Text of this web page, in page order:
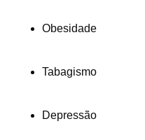
Obesidade
Tabagismo
Depressão